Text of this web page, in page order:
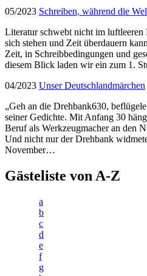
05/2023 Schreiben, während die
Literatur schwebt nicht im
sich stehen und Zeit überdauern
Zeit, in Schreibbedingungen und
diesem Blick laden wir ein zum 1.
04/2023 Unser Deutschlandmärchen
„Geh an die Drehbank630,
seiner Gedichte. Mit Anfang 30
Beruf als Werkzeugmacher an den
Und nicht nur der Drehbank
November…
Gästeliste von A-Z
a
b
c
d
e
f
g